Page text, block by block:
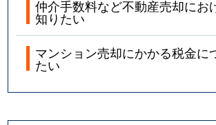
仲介手数料など不動産売却にお
知りたい
マンション売却にかかる税金に
たい